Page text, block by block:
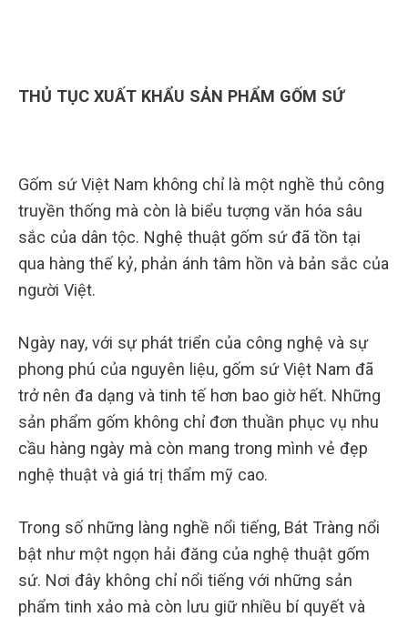
THỦ TỤC XUẤT KHẨU SẢN PHẨM GỐM SỨ
Gốm sứ Việt Nam không chỉ là một nghề thủ công
truyền thống mà còn là biểu tượng văn hóa sâu
sắc của dân tộc. Nghệ thuật gốm sứ đã tồn tại
qua hàng thế kỷ, phản ánh tâm hồn và bản sắc của
người Việt.
Ngày nay, với sự phát triển của công nghệ và sự
phong phú của nguyên liệu, gốm sứ Việt Nam đã
trở nên đa dạng và tinh tế hơn bao giờ hết. Những
sản phẩm gốm không chỉ đơn thuần phục vụ nhu
cầu hàng ngày mà còn mang trong mình vẻ đẹp
nghệ thuật và giá trị thẩm mỹ cao.
Trong số những làng nghề nổi tiếng, Bát Tràng nổi
bật như một ngọn hải đăng của nghệ thuật gốm
sứ. Nơi đây không chỉ nổi tiếng với những sản
phẩm tinh xảo mà còn lưu giữ nhiều bí quyết và